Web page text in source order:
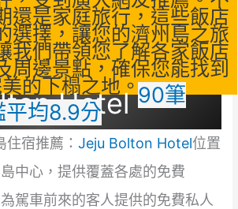
還是家庭旅行，這些飯店
選擇，讓您的濟州島之旅
我們帶領您了解各家飯店
周邊景點，確保您能找到
的下榻之地。
Hotel90筆
均8.9分
住宿推薦：Jeju Bolton Hotel位置
中心，提供覆蓋各處的免費
駕車前來的客人提供的免費私人